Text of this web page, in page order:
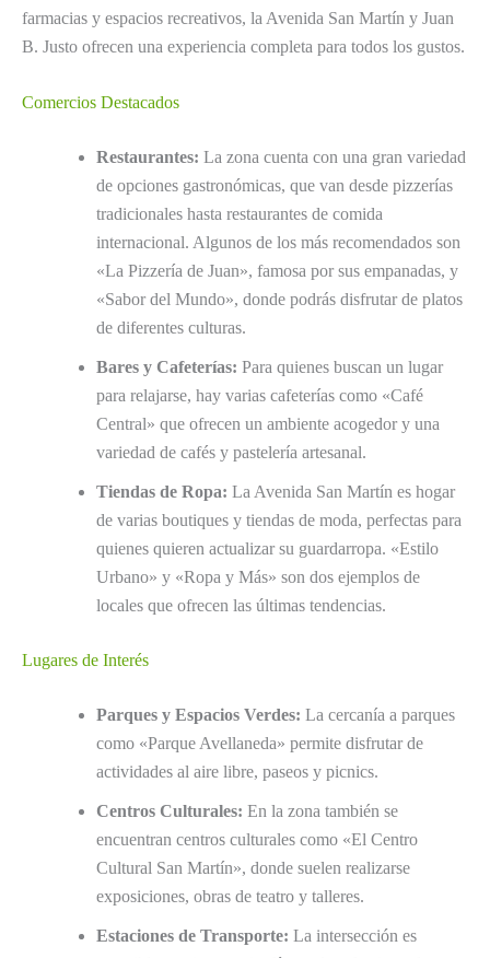
farmacias y espacios recreativos, la Avenida San Martín y Juan
B. Justo ofrecen una experiencia completa para todos los gustos.
Comercios Destacados
Restaurantes: La zona cuenta con una gran variedad
de opciones gastronómicas, que van desde pizzerías
tradicionales hasta restaurantes de comida
internacional. Algunos de los más recomendados son
«La Pizzería de Juan», famosa por sus empanadas, y
«Sabor del Mundo», donde podrás disfrutar de platos
de diferentes culturas.
Bares y Cafeterías: Para quienes buscan un lugar
para relajarse, hay varias cafeterías como «Café
Central» que ofrecen un ambiente acogedor y una
variedad de cafés y pastelería artesanal.
Tiendas de Ropa: La Avenida San Martín es hogar
de varias boutiques y tiendas de moda, perfectas para
quienes quieren actualizar su guardarropa. «Estilo
Urbano» y «Ropa y Más» son dos ejemplos de
locales que ofrecen las últimas tendencias.
Lugares de Interés
Parques y Espacios Verdes: La cercanía a parques
como «Parque Avellaneda» permite disfrutar de
actividades al aire libre, paseos y picnics.
Centros Culturales: En la zona también se
encuentran centros culturales como «El Centro
Cultural San Martín», donde suelen realizarse
exposiciones, obras de teatro y talleres.
Estaciones de Transporte: La intersección es